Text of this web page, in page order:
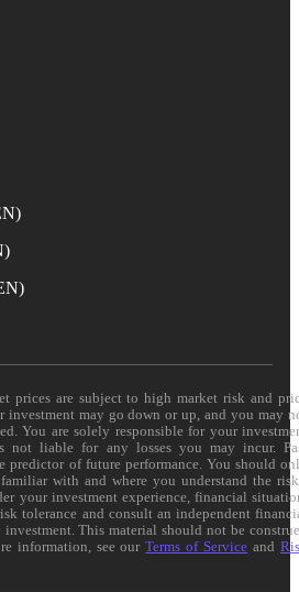
prices are subject to high market risk and
may go down or up, and you may
You are solely responsible for your
not liable for any losses you may incur.
predictor of future performance. You should
with and where you understand the
your investment experience, financial
tolerance and consult an independent
This material should not be
information, see ourTerms of Service and